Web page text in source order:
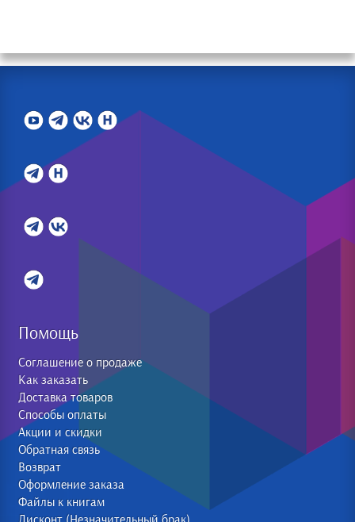
Помощь
Соглашение о продаже
Как заказать
Доставка товаров
Способы оплаты
Акции и скидки
Обратная связь
Возврат
Оформление заказа
Файлы к книгам